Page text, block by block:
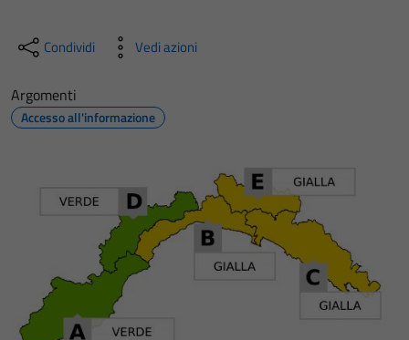
Condividi Vedi azioni
Argomenti
Accesso all'informazione